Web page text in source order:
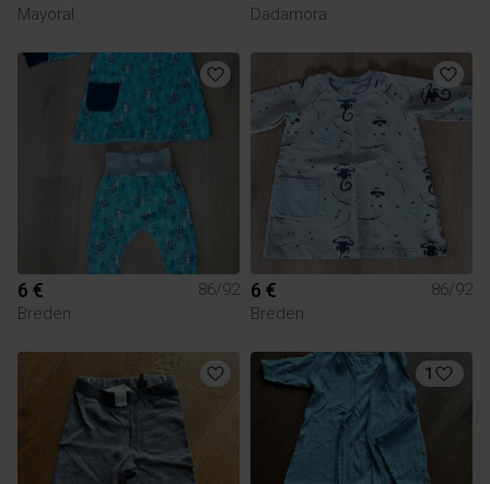
Mayoral
Dadamora
6 €
86/92
Breden
6 €
86/92
Breden
1